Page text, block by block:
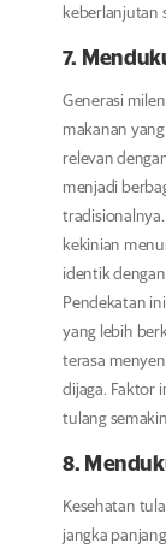
keberlanjutan
7.
Generasi
makanan
relevan
menjadi
kekinian
identik
Pendekatan
yang lebih
terasa
dijaga. Faktor
tulang
8.
Kesehatan
jangka